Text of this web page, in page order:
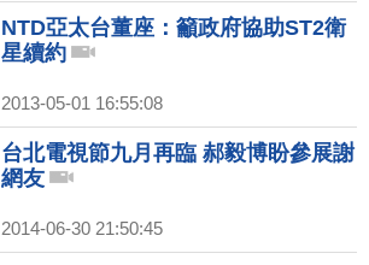
NTD亞太台董座：籲政府協助ST2衛
星續約
2013-05-01 16:55:08
台北電視節九月再臨 郝毅博盼參展謝
網友
2014-06-30 21:50:45